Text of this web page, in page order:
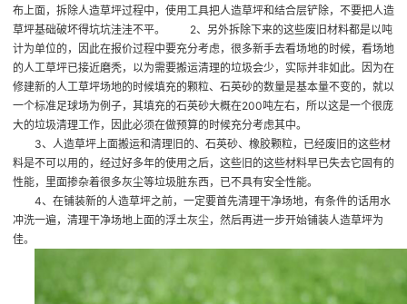
布上面，拆除人造草坪过程中，使用工具把人造草坪和结合层铲除，不要把人造
草坪基础破坏得坑坑洼洼不平。 2、另外拆除下来的这些废旧材料都是以吨
计为单位的，因此在报价过程中要充分考虑，很多新手去看场地的时候，看场地
的人工草坪已接近磨秃，以为需要搬运清理的垃圾会少，实际并非如此。因为在
修建新的人工草坪场地的时候填充的颗粒、石英砂的数量是基本量不变的，就以
一个标准足球场为例子，其填充的石英砂大概在200吨左右，所以这是一个很庞
大的垃圾清理工作，因此必须在做预算的时候充分考虑其中。
3、人造草坪上面搬运和清理旧的、石英砂、橡胶颗粒，已经废旧的这些材
料是不可以用的，经过好多年的使用之后，这些旧的这些材料早已失去它固有的
性能，里面掺杂着很多灰尘等垃圾脏东西，已不具有安全性能。
4、在铺装新的人造草坪之前，一定要首先清理干净场地，有条件的话用水
冲洗一遍，清理干净场地上面的浮土灰尘，然后再进一步开始铺装人造草坪为
佳。